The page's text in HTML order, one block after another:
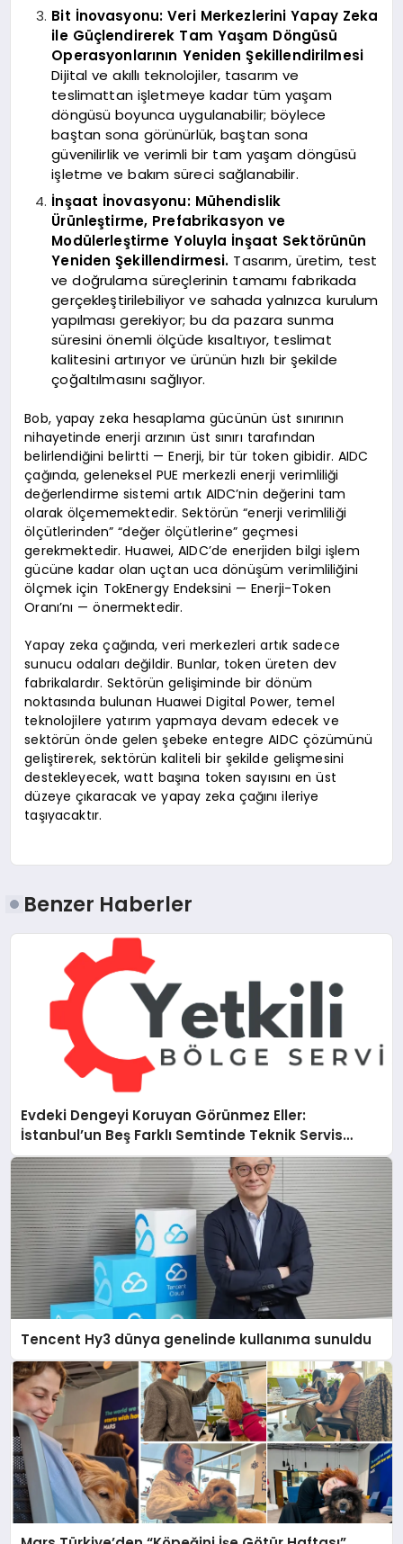
Bit İnovasyonu: Veri Merkezlerini Yapay Zeka
ile Güçlendirerek Tam Yaşam Döngüsü
Operasyonlarının Yeniden Şekillendirilmesi
Dijital ve akıllı teknolojiler, tasarım ve
teslimattan işletmeye kadar tüm yaşam
döngüsü boyunca uygulanabilir; böylece
baştan sona görünürlük, baştan sona
güvenilirlik ve verimli bir tam yaşam döngüsü
işletme ve bakım süreci sağlanabilir.
İnşaat İnovasyonu: Mühendislik
Ürünleştirme, Prefabrikasyon ve
Modülerleştirme Yoluyla İnşaat Sektörünün
Yeniden Şekillendirmesi. Tasarım, üretim, test
ve doğrulama süreçlerinin tamamı fabrikada
gerçekleştirilebiliyor ve sahada yalnızca kurulum
yapılması gerekiyor; bu da pazara sunma
süresini önemli ölçüde kısaltıyor, teslimat
kalitesini artırıyor ve ürünün hızlı bir şekilde
çoğaltılmasını sağlıyor.
Bob, yapay zeka hesaplama gücünün üst sınırının
nihayetinde enerji arzının üst sınırı tarafından
belirlendiğini belirtti — Enerji, bir tür token gibidir. AIDC
çağında, geleneksel PUE merkezli enerji verimliliği
değerlendirme sistemi artık AIDC’nin değerini tam
olarak ölçememektedir. Sektörün “enerji verimliliği
ölçütlerinden” “değer ölçütlerine” geçmesi
gerekmektedir. Huawei, AIDC’de enerjiden bilgi işlem
gücüne kadar olan uçtan uca dönüşüm verimliliğini
ölçmek için TokEnergy Endeksini — Enerji-Token
Oranı’nı — önermektedir.
Yapay zeka çağında, veri merkezleri artık sadece
sunucu odaları değildir. Bunlar, token üreten dev
fabrikalardır. Sektörün gelişiminde bir dönüm
noktasında bulunan Huawei Digital Power, temel
teknolojilere yatırım yapmaya devam edecek ve
sektörün önde gelen şebeke entegre AIDC çözümünü
geliştirerek, sektörün kaliteli bir şekilde gelişmesini
destekleyecek, watt başına token sayısını en üst
düzeye çıkaracak ve yapay zeka çağını ileriye
taşıyacaktır.
Benzer Haberler
Evdeki Dengeyi Koruyan Görünmez Eller:
İstanbul’un Beş Farklı Semtinde Teknik Servis
Gerçeği
Tencent Hy3 dünya genelinde kullanıma sunuldu